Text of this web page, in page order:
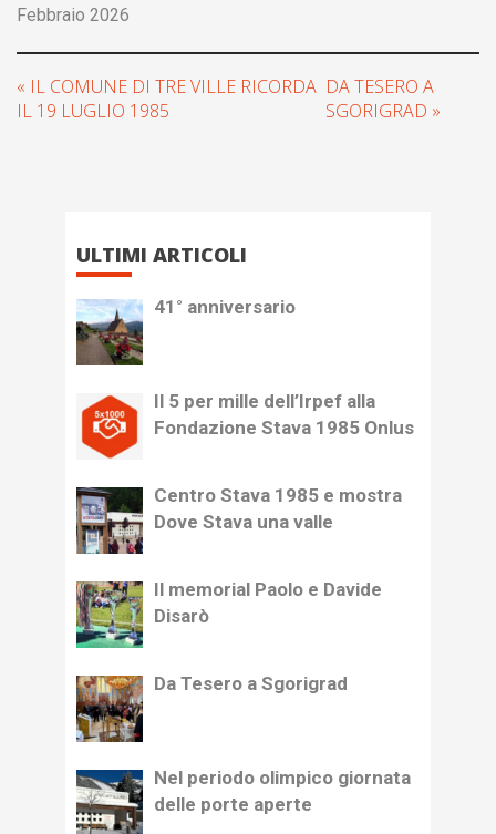
Febbraio 2026
« IL COMUNE DI TRE VILLE RICORDA
IL 19 LUGLIO 1985
DA TESERO A
SGORIGRAD »
ULTIMI ARTICOLI
41° anniversario
Il 5 per mille dell’Irpef alla
Fondazione Stava 1985 Onlus
Centro Stava 1985 e mostra
Dove Stava una valle
Il memorial Paolo e Davide
Disarò
Da Tesero a Sgorigrad
Nel periodo olimpico giornata
delle porte aperte